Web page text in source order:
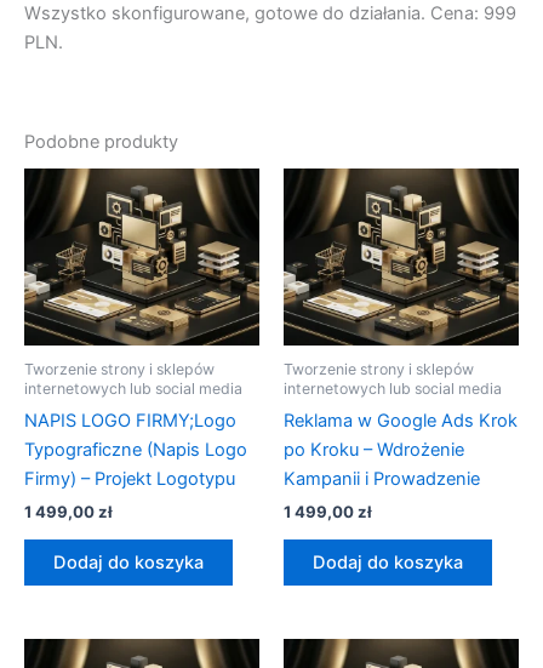
Wszystko skonfigurowane, gotowe do działania. Cena: 999
PLN.
Podobne produkty
Tworzenie strony i sklepów
internetowych lub social media
NAPIS LOGO FIRMY;Logo
Typograficzne (Napis Logo
Firmy) – Projekt Logotypu
1 499,00zł
Dodaj do koszyka
Tworzenie strony i sklepów
internetowych lub social media
Reklama w Google Ads Krok
po Kroku – Wdrożenie
Kampanii i Prowadzenie
1 499,00zł
Dodaj do koszyka